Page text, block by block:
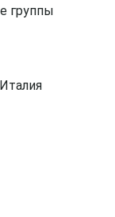
группы